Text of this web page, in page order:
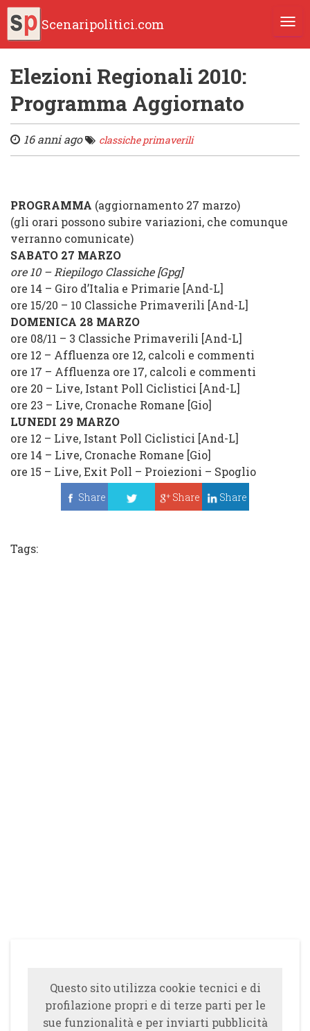
Scenaripolitici.com
Elezioni Regionali 2010:
Programma Aggiornato
16 anni ago classiche primaverili
PROGRAMMA (aggiornamento 27 marzo)
(gli orari possono subire variazioni, che comunque
verranno comunicate)
SABATO 27 MARZO
ore 10 – Riepilogo Classiche [Gpg]
ore 14 – Giro d’Italia e Primarie [And-L]
ore 15/20 – 10 Classiche Primaverili [And-L]
DOMENICA 28 MARZO
ore 08/11 – 3 Classiche Primaverili [And-L]
ore 12 – Affluenza ore 12, calcoli e commenti
ore 17 – Affluenza ore 17, calcoli e commenti
ore 20 – Live, Istant Poll Ciclistici [And-L]
ore 23 – Live, Cronache Romane [Gio]
LUNEDI 29 MARZO
ore 12 – Live, Istant Poll Ciclistici [And-L]
ore 14 – Live, Cronache Romane [Gio]
ore 15 – Live, Exit Poll – Proiezioni – Spoglio
Share
Share Share
Tags:
Questo sito utilizza cookie tecnici e di
profilazione propri e di terze parti per le
sue funzionalità e per inviarti pubblicità